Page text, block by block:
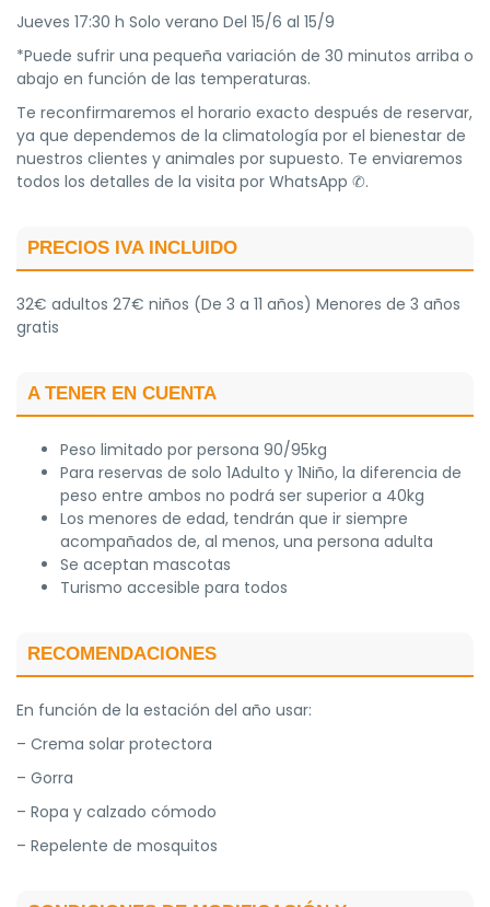
Jueves 17:30 h Solo verano Del 15/6 al 15/9
*Puede sufrir una pequeña variación de 30 minutos arriba o
abajo en función de las temperaturas.
Te reconfirmaremos el horario exacto después de reservar,
ya que dependemos de la climatología por el bienestar de
nuestros clientes y animales por supuesto. Te enviaremos
todos los detalles de la visita por WhatsApp ✆.
PRECIOS IVA INCLUIDO
32€ adultos 27€ niños (De 3 a 11 años) Menores de 3 años
gratis
A TENER EN CUENTA
Peso limitado por persona 90/95kg
Para reservas de solo 1Adulto y 1Niño, la diferencia de
peso entre ambos no podrá ser superior a 40kg
Los menores de edad, tendrán que ir siempre
acompañados de, al menos, una persona adulta
Se aceptan mascotas
Turismo accesible para todos
RECOMENDACIONES
En función de la estación del año usar:
– Crema solar protectora
– Gorra
– Ropa y calzado cómodo
– Repelente de mosquitos